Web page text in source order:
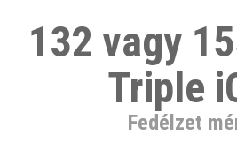
Fedélzet
132 vagy
Triple